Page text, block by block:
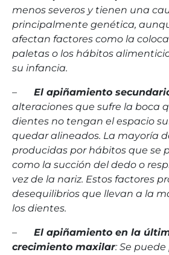
menos severos y tienen una
principalmente genética,
afectan factores como la
paletas o los hábitos
su infancia.
– El apiñamiento
alteraciones que sufre la boca
dientes no tengan el espacio
quedar alineados. La mayoría
producidas por hábitos que se
como la succión del dedo o
vez de la nariz. Estos factores
desequilibrios que llevan a la
los dientes.
– El apiñamiento en la
crecimiento maxilar: Se